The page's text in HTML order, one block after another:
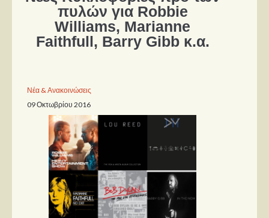
Live & Συναυλίες
Θέατρο
Παρουσιάσεις
Δίσκοι
Σειρές
Ταινίες
Βιβλία
Video News
πυλών για Robbie
Williams, Marianne
Faithfull, Barry Gibb κ.α.
Νέα & Ανακοινώσεις
09 Οκτωβρίου 2016